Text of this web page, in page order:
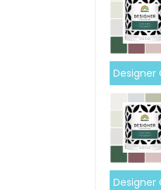
Designer
Designer